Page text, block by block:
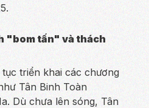
"bom tấn" và thách
triển khai các chương
Tân Binh Toàn
Dù chưa lên sóng, Tân